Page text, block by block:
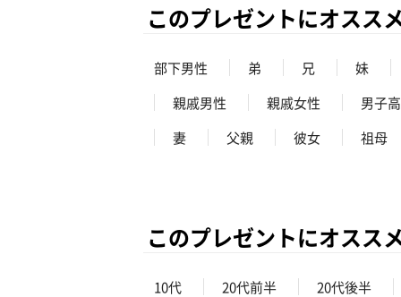
このプレゼントにオスス
部下男性 弟 兄
妹
親戚男性
親戚女性
男子
妻
父親 彼女 祖母
このプレゼントにオスス
10代 20代前半 20代後半